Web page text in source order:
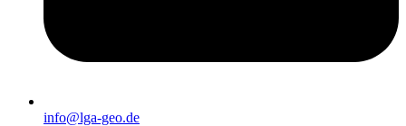
info@lga-geo.de